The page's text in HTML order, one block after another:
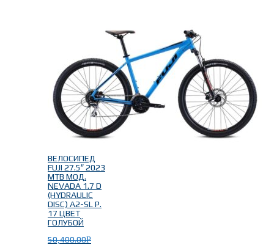
ВЕЛОСИПЕД
FUJI 27.5″ 2023
MTB МОД.
NEVADA 1.7 D
(HYDRAULIC
DISC) A2-SL Р.
17 ЦВЕТ
ГОЛУБОЙ
50,400.00Р